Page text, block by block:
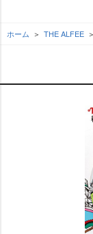
ホーム THE ALFEE